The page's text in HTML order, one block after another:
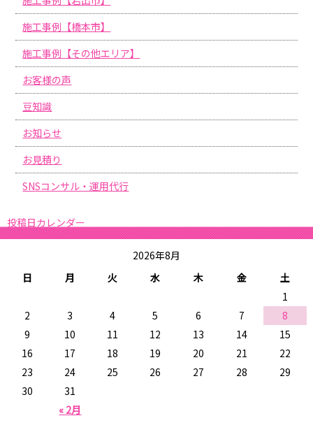
施工事例【橋本市】
施工事例【その他エリア】
お客様の声
豆知識
お知らせ
お見積り
SNSコンサル・運用代行
投稿日カレンダー
2026年8月
日
月 火 水 木 金 土
« 2月
1
2
3 4 5 6 7
8
9
10 11 12 13 14
15
16
17 18 19 20 21
22
23
24 25 26 27 28
29
30
31